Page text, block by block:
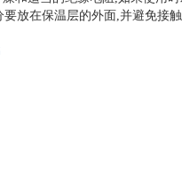
放在保温层的外面,并避免接